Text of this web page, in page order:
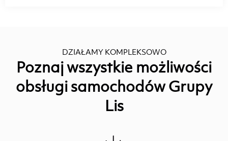
DZIAŁAMY KOMPLEKSOWO
Poznaj wszystkie możliwości
obsługi samochodów Grupy
Lis